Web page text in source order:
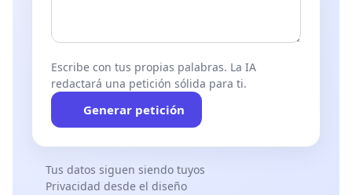
Escribe con tus propias palabras. La IA
redactará una petición sólida para ti.
Generar petición
Tus datos siguen siendo tuyos
Privacidad desde el diseño